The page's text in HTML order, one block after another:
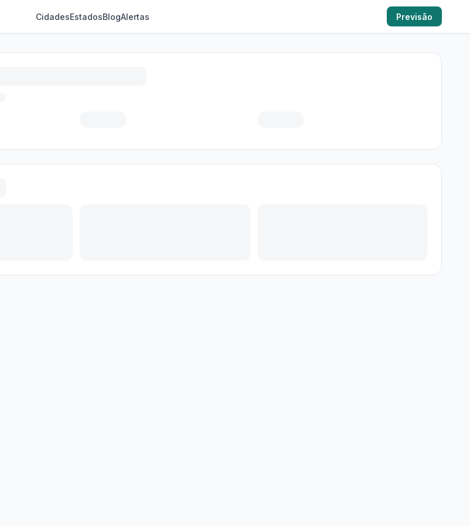
CidadesEstadosBlogAlertas Previsão